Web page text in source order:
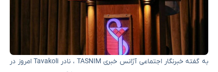
به گفته خبرنگار اجتماعی آژانس خبری TASNIM ، نادر Tavakoli امروز در